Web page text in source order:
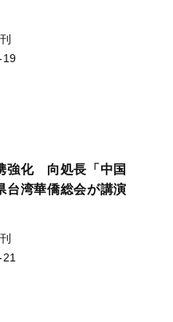
19
強化 向処長「中国
湾華僑総会が講演